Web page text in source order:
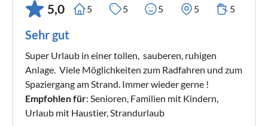
5,0 5 5 5 5 5
Sehr gut
Super Urlaub in einer tollen, sauberen, ruhigen
Anlage. Viele Möglichkeiten zum Radfahren und zum
Spaziergang am Strand. Immer wieder gerne !
Empfohlen für: Senioren, Familien mit Kindern,
Urlaub mit Haustier, Strandurlaub